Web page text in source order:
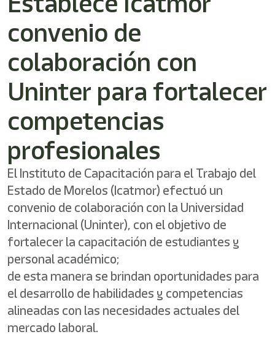
Este
directo
lector
de
pantalla
ayudarle
navegar
interactuar
con
contenido.
convenio de
colaboración con
Uninter para fortalecer
competencias
profesionales
El Instituto de Capacitación para el Trabajo del
Estado de Morelos (Icatmor) efectuó un
convenio de colaboración con la Universidad
Internacional (Uninter), con el objetivo de
fortalecer la capacitación de estudiantes y
personal académico;
de esta manera se brindan oportunidades para
el desarrollo de habilidades y competencias
alineadas con las necesidades actuales del
mercado laboral.